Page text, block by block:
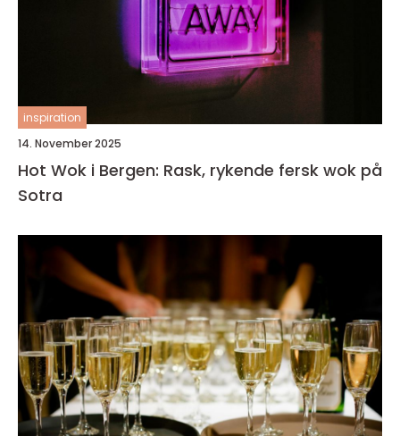
inspiration
14. November 2025
Hot Wok i Bergen: Rask, rykende fersk wok på
Sotra